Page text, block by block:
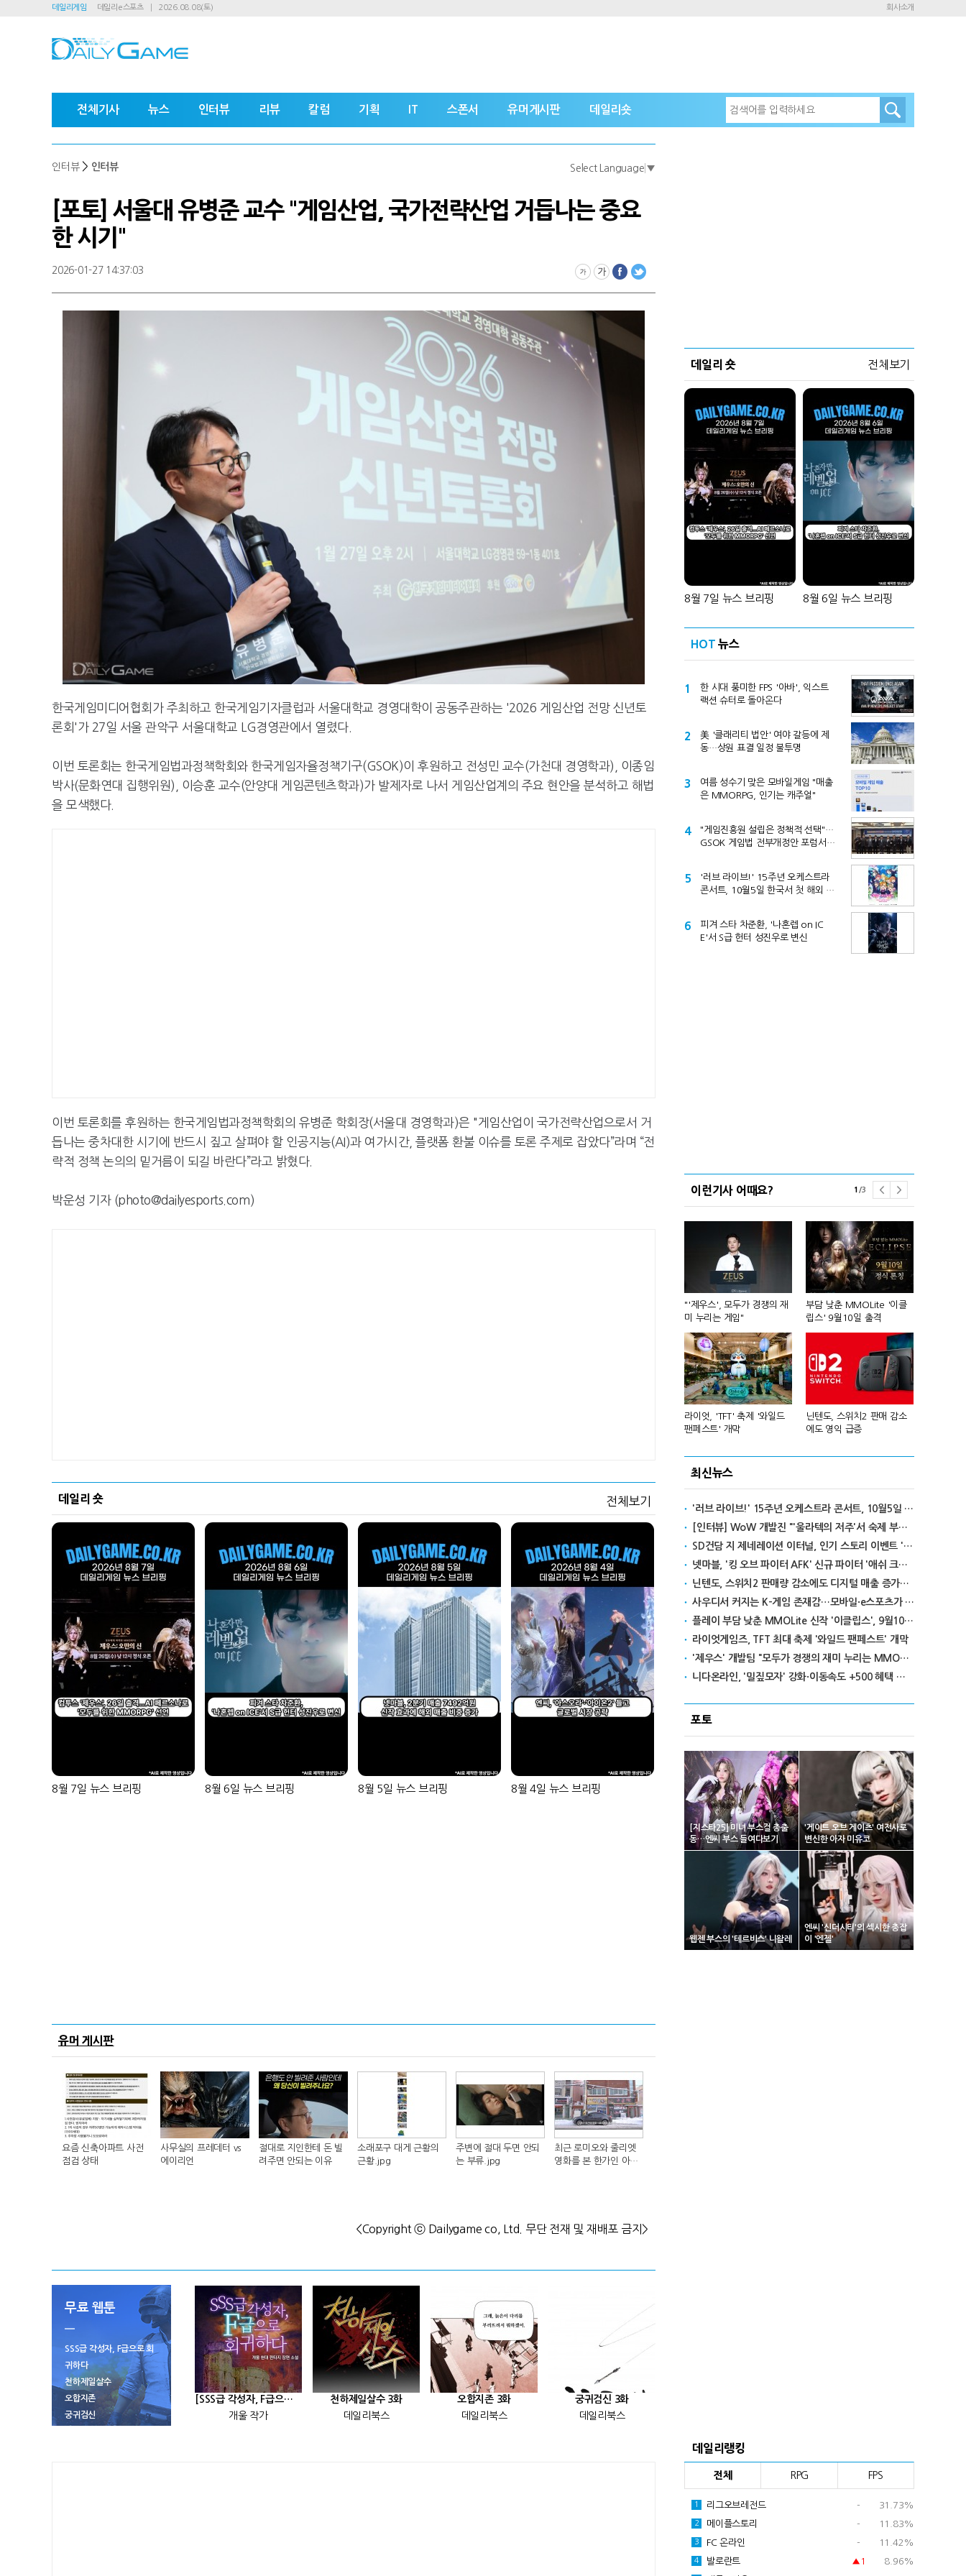
데일리게임 데일리e스포츠 2026.08.08(토) 회사소개
전체기사 뉴스 인터뷰 리뷰 칼럼 기획 IT 스폰서 유머게시판 데일리숏
인터뷰> 인터뷰 Select Language ▼
[포토] 서울대 유병준 교수 "게임산업, 국가전략산업 거듭나는 중요
한 시기"
2026-01-27 14:37:03
한국게임미디어협회가 주최하고 한국게임기자클럽과 서울대학교 경영대학이 공동주관하는 '2026 게임산업 전망 신년토
론회'가 27일 서울 관악구 서울대학교 LG경영관에서 열렸다.
이번 토론회는 한국게임법과정책학회와 한국게임자율정책기구(GSOK)이 후원하고 전성민 교수(가천대 경영학과), 이종임
박사(문화연대 집행위원), 이승훈 교수(안양대 게임콘텐츠학과)가 발제자로 나서 게임산업계의 주요 현안을 분석하고 해법
을 모색했다.
이번 토론회를 후원하는 한국게임법과정책학회의 유병준 학회장(서울대 경영학과)은 "게임산업이 국가전략산업으로서 거
듭나는 중차대한 시기에 반드시 짚고 살펴야 할 인공지능(AI)과 여가시간, 플랫폼 환불 이슈를 토론 주제로 잡았다”라며 “전
략적 정책 논의의 밑거름이 되길 바란다”라고 밝혔다.
박운성 기자 (photo@dailyesports.com)
데일리 숏 전체보기
8월 7일 뉴스 브리핑 8월 6일 뉴스 브리핑 8월 5일 뉴스 브리핑 8월 4일 뉴스 브리핑
유머 게시판
요즘 신축아파트 사전
점검 상태
사무실의 프레데터 vs
에이리언
절대로 지인한테 돈 빌
려주면 안되는 이유
소래포구 대게 근황의
근황.jpg
주변에 절대 두면 안되
는 부류.jpg
최근 로미오와 줄리엣
영화를 본 한가인 아들
<Copyright ⓒ Dailygame co, Ltd. 무단 전재 및 재배포 금지>
무료 웹툰
SSS급 각성자, F급으로 회
귀하다
천하제일살수
오합지존
궁귀검신
[SSS급 각성자, F급으로 회귀하다] 25화
개울 작가
천하제일살수 3화
데일리북스
오합지존 3화
데일리북스
궁귀검신 3화
데일리북스
데일리 숏 전체보기
8월 7일 뉴스 브리핑 8월 6일 뉴스 브리핑
HOT 뉴스
1
한 시대 풍미한 FPS '아바', 익스트
랙션 슈터로 돌아온다
2
美 '클래리티 법안' 여야 갈등에 제
동…상원 표결 일정 불투명
3
여름 성수기 맞은 모바일게임 "매출
은 MMORPG, 인기는 캐주얼"
4
"게임진흥원 설립은 정책적 선택"…
GSOK 게임법 전부개정안 포럼서
5
'러브 라이브!' 15주년 오케스트라
콘서트, 10월5일 한국서 첫 해외 공
6
피겨 스타 차준환, '나혼렙 on IC
E'서 S급 헌터 성진우로 변신
이런기사 어때요? 1 /3
"'제우스', 모두가 경쟁의 재
미 누리는 게임"
부담 낮춘 MMOLite '이클
립스' 9월10일 출격
라이엇, 'TFT' 축제 '와일드
팬페스트' 개막
닌텐도, 스위치2 판매 감소
에도 영익 급증
최신뉴스
'러브 라이브!' 15주년 오케스트라 콘서트, 10월5일 한국서 첫 해외 공연
[인터뷰] WoW 개발진 "'울라텍의 저주'서 숙제 부담 줄이고 보상 높여"
SD건담 지 제네레이션 이터널, 인기 스토리 이벤트 '라크로아의 용사' 재개최
넷마블, '킹 오브 파이터 AFK' 신규 파이터 '애쉬 크림존' 업데이트
닌텐도, 스위치2 판매량 감소에도 디지털 매출 증가로 영익 급증
사우디서 커지는 K-게임 존재감…모바일·e스포츠가 이끌었다
플레이 부담 낮춘 MMOLite 신작 '이클립스', 9월10일 출격
라이엇게임즈, TFT 최대 축제 '와일드 팬페스트' 개막
'제우스' 개발팀 "모두가 경쟁의 재미 누리는 MMORPG로 만들 것"
니다온라인, '밀짚모자' 강화·이동속도 +500 혜택 이벤트 진행
포토
[지스타25] 미녀 부스걸 총출
동…엔씨 부스 들여다보기
'게이트 오브 게이츠' 여전사로
변신한 아자 미유코
웹젠 부스의 '테르비스' 니왈레
엔씨 '신더시티'의 섹시한 총잡
이 '엔젤'
데일리랭킹
전체 RPG FPS
1 리그오브레전드 - 31.73%
2 메이플스토리 - 11.83%
3 FC 온라인 - 11.42%
4 발로란트 ▲1 8.96%